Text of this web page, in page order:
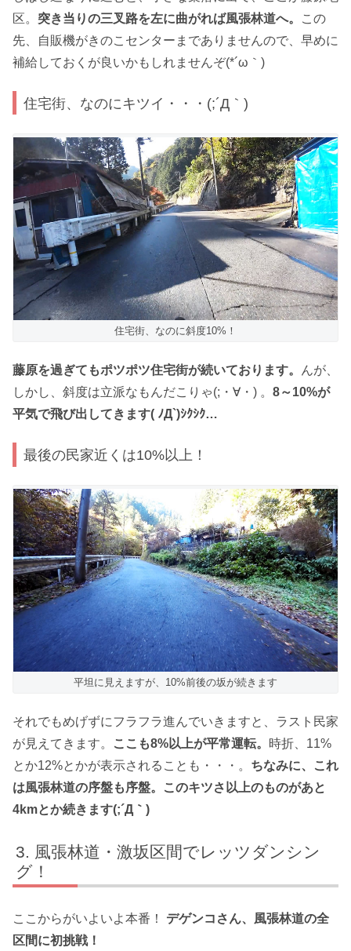
区。 突き当りの三叉路を左に曲がれば風張林道へ。
この
先、自販機がきのこセンターまでありませんので、早めに
補給しておくが良いかもしれませんぞ(*´ω｀)
住宅街、なのにキツイ・・・(;´Д｀)
住宅街、なのに斜度10%！
藤原を過ぎてもポツポツ住宅街が続いております。
んが、
しかし、斜度は立派なもんだこりゃ(;・∀・) 。 8～10%が
平気で飛び出してきます( ﾉД`)ｼｸｼｸ…
最後の民家近くは10%以上！
平坦に見えますが、10%前後の坂が続きます
それでもめげずにフラフラ進んでいきますと、ラスト民家
が見えてきます。
ここも8%以上が平常運転。 時折、11%
とか12%とかが表示されることも・・・。 ちなみに、これ
は風張林道の序盤も序盤。このキツさ以上のものがあと
4kmとか続きます(;´Д｀)
風張林道・激坂区間でレッツダンシン
グ！
ここからがいよいよ本番！ デゲンコさん、風張林道の全
区間に初挑戦！